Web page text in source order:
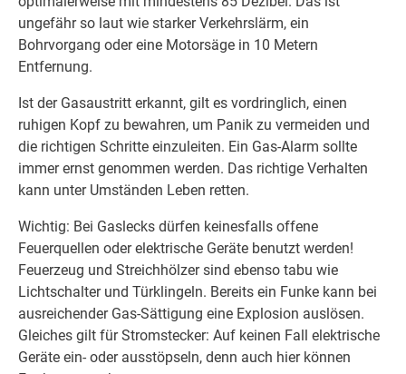
ungefähr so laut wie starker Verkehrslärm, ein
Bohrvorgang oder eine Motorsäge in 10 Metern
Entfernung.
Ist der Gasaustritt erkannt, gilt es vordringlich, einen
ruhigen Kopf zu bewahren, um Panik zu vermeiden und
die richtigen Schritte einzuleiten. Ein Gas-Alarm sollte
immer ernst genommen werden. Das richtige Verhalten
kann unter Umständen Leben retten.
Wichtig: Bei Gaslecks dürfen keinesfalls offene
Feuerquellen oder elektrische Geräte benutzt werden!
Feuerzeug und Streichhölzer sind ebenso tabu wie
Lichtschalter und Türklingeln. Bereits ein Funke kann bei
ausreichender Gas-Sättigung eine Explosion auslösen.
Gleiches gilt für Stromstecker: Auf keinen Fall elektrische
Geräte ein- oder ausstöpseln, denn auch hier können